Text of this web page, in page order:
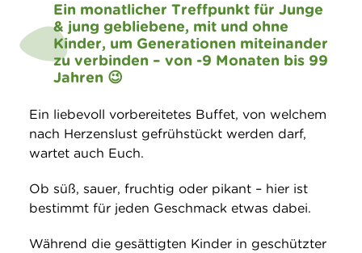
Über uns
Suche
Ein monatlicher Treffpunkt für Junge
& jung gebliebene, mit und ohne
Kinder, um Generationen miteinander
zu verbinden – von -9 Monaten bis 99
Jahren 😉
Ein liebevoll vorbereitetes Buffet, von welchem
nach Herzenslust gefrühstückt werden darf,
wartet auch Euch.
Ob süß, sauer, fruchtig oder pikant – hier ist
bestimmt für jeden Geschmack etwas dabei.
Während die gesättigten Kinder in geschützter